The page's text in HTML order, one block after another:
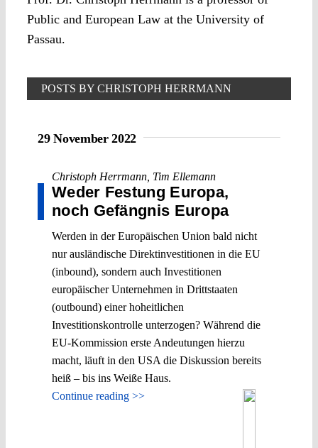
Public and European Law at the University of
Passau.
POSTS BY CHRISTOPH HERRMANN
29 November 2022
Christoph Herrmann Tim Ellemann
Weder Festung Europa,
noch Gefängnis Europa
Werden in der Europäischen Union bald nicht
nur ausländische Direktinvestitionen in die EU
(inbound), sondern auch Investitionen
europäischer Unternehmen in Drittstaaten
(outbound) einer hoheitlichen
Investitionskontrolle unterzogen? Während die
EU-Kommission erste Andeutungen hierzu
macht, läuft in den USA die Diskussion bereits
heiß – bis ins Weiße Haus.
Continue reading >>